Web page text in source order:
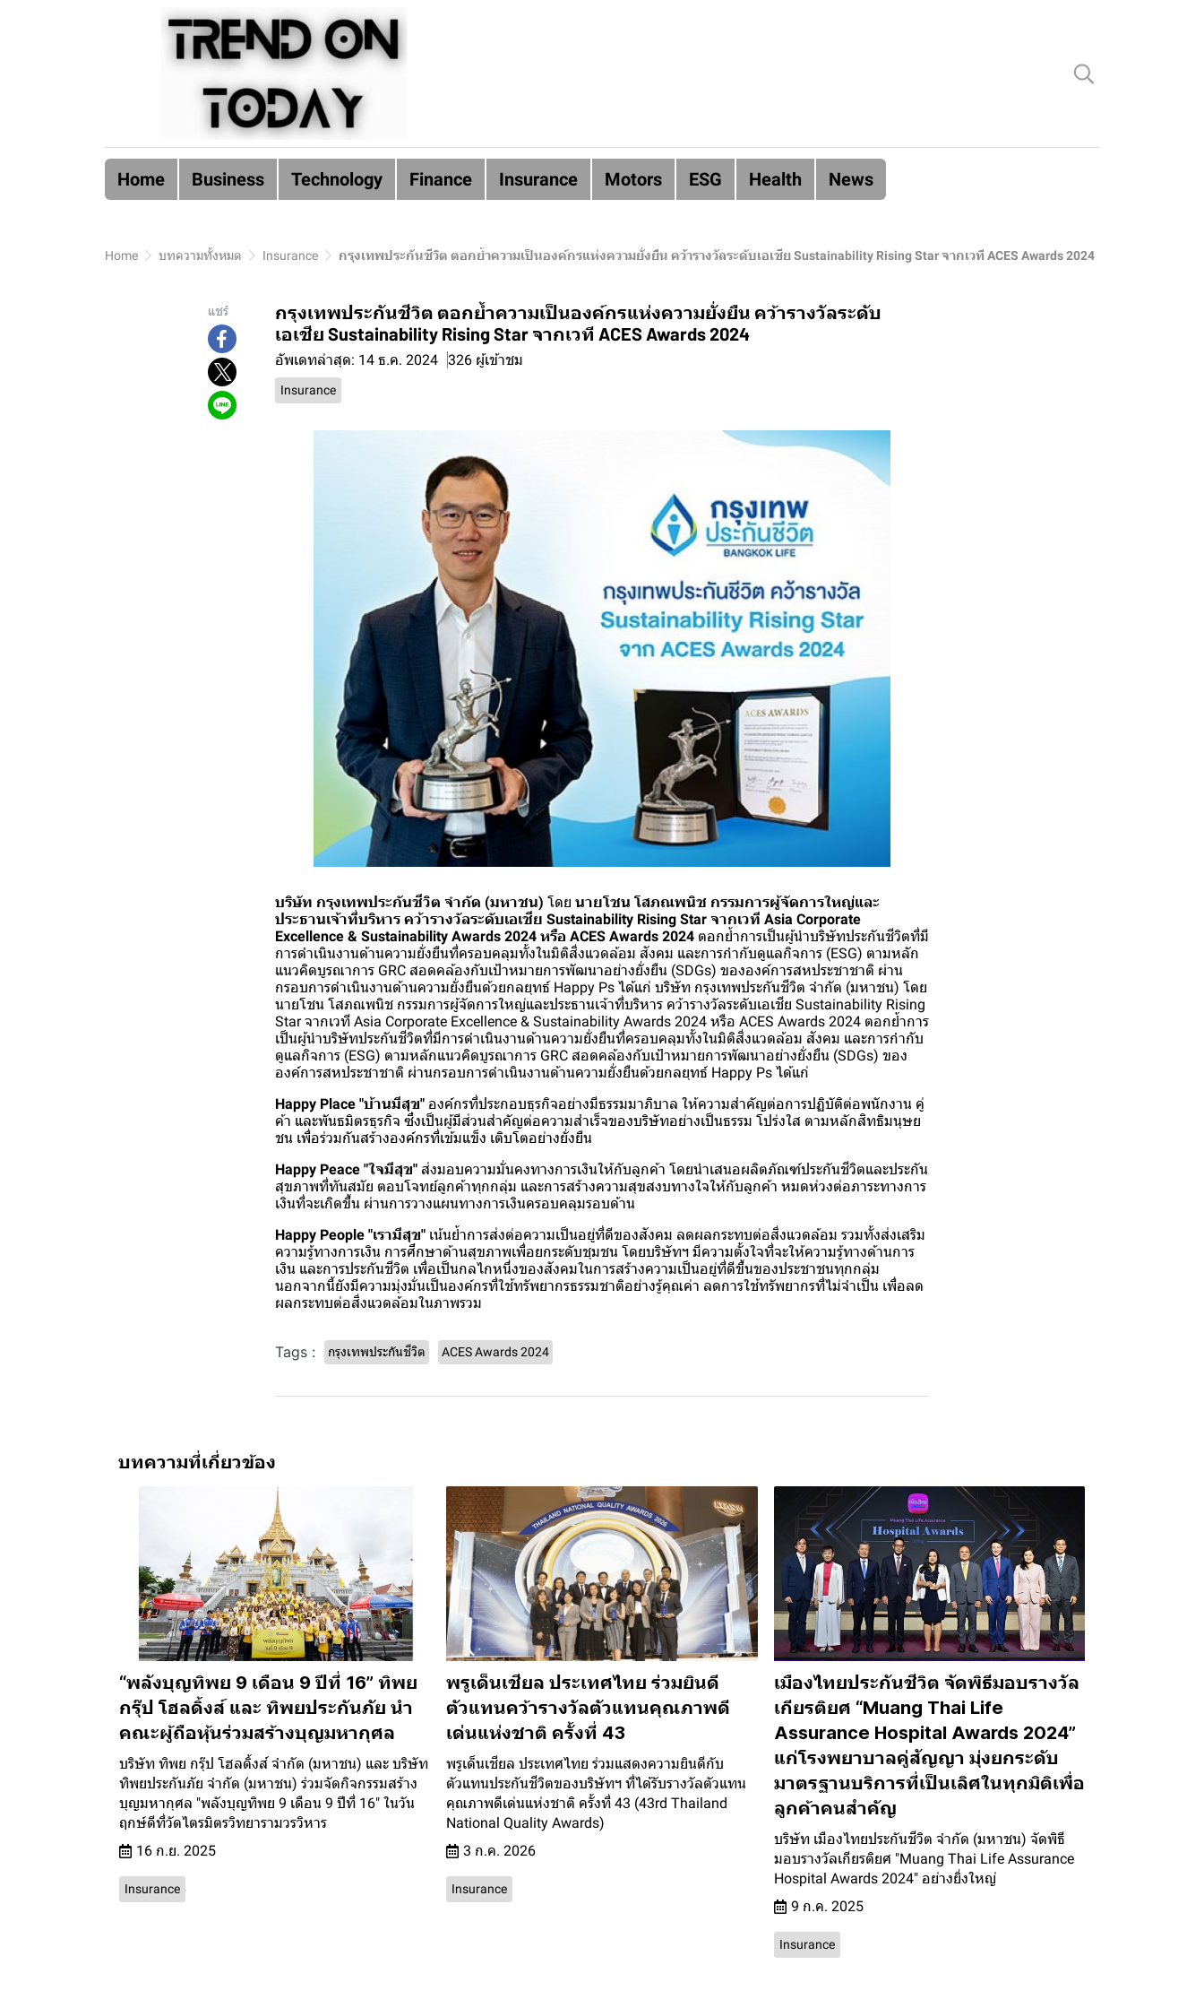
Home Business Technology Finance Insurance Motors ESG Health News
Home บทความทั้งหมด Insurance กรุงเทพประกันชีวิต ตอกย้ำความเป็นองค์กรแห่งความยั่งยืน คว้ารางวัลระดับเอเชีย Sustainability Rising Star จากเวที ACES Awards 2024
แชร์
กรุงเทพประกันชีวิต ตอกย้ำความเป็นองค์กรแห่งความยั่งยืน คว้ารางวัลระดับ
เอเชีย Sustainability Rising Star จากเวที ACES Awards 2024
อัพเดทล่าสุด: 14 ธ.ค. 2024 326 ผู้เข้าชม
Insurance
บริษัท กรุงเทพประกันชีวิต จำกัด (มหาชน) โดย นายโชน โสภณพนิช กรรมการผู้จัดการใหญ่และ
ประธานเจ้าที่บริหาร คว้ารางวัลระดับเอเชีย Sustainability Rising Star จากเวที Asia Corporate
Excellence & Sustainability Awards 2024 หรือ ACES Awards 2024 ตอกย้ำการเป็นผู้นำบริษัทประกันชีวิตที่มี
การดำเนินงานด้านความยั่งยืนที่ครอบคลุมทั้งในมิติสิ่งแวดล้อม สังคม และการกำกับดูแลกิจการ (ESG) ตามหลัก
แนวคิดบูรณาการ GRC สอดคล้องกับเป้าหมายการพัฒนาอย่างยั่งยืน (SDGs) ขององค์การสหประชาชาติ ผ่าน
กรอบการดำเนินงานด้านความยั่งยืนด้วยกลยุทธ์ Happy Ps ได้แก่ บริษัท กรุงเทพประกันชีวิต จำกัด (มหาชน) โดย
นายโชน โสภณพนิช กรรมการผู้จัดการใหญ่และประธานเจ้าที่บริหาร คว้ารางวัลระดับเอเชีย Sustainability Rising
Star จากเวที Asia Corporate Excellence & Sustainability Awards 2024 หรือ ACES Awards 2024 ตอกย้ำการ
เป็นผู้นำบริษัทประกันชีวิตที่มีการดำเนินงานด้านความยั่งยืนที่ครอบคลุมทั้งในมิติสิ่งแวดล้อม สังคม และการกำกับ
ดูแลกิจการ (ESG) ตามหลักแนวคิดบูรณาการ GRC สอดคล้องกับเป้าหมายการพัฒนาอย่างยั่งยืน (SDGs) ของ
องค์การสหประชาชาติ ผ่านกรอบการดำเนินงานด้านความยั่งยืนด้วยกลยุทธ์ Happy Ps ได้แก่
Happy Place "บ้านมีสุข" องค์กรที่ประกอบธุรกิจอย่างมีธรรมมาภิบาล ให้ความสำคัญต่อการปฏิบัติต่อพนักงาน คู่
ค้า และพันธมิตรธุรกิจ ซึ่งเป็นผู้มีส่วนสำคัญต่อความสำเร็จของบริษัทอย่างเป็นธรรม โปร่งใส ตามหลักสิทธิมนุษย
ชน เพื่อร่วมกันสร้างองค์กรที่เข้มแข็ง เติบโตอย่างยั่งยืน
Happy Peace "ใจมีสุข" ส่งมอบความมั่นคงทางการเงินให้กับลูกค้า โดยนำเสนอผลิตภัณฑ์ประกันชีวิตและประกัน
สุขภาพที่ทันสมัย ตอบโจทย์ลูกค้าทุกกลุ่ม และการสร้างความสุขสงบทางใจให้กับลูกค้า หมดห่วงต่อภาระทางการ
เงินที่จะเกิดขึ้น ผ่านการวางแผนทางการเงินครอบคลุมรอบด้าน
Happy People "เรามีสุข" เน้นย้ำการส่งต่อความเป็นอยู่ที่ดีของสังคม ลดผลกระทบต่อสิ่งแวดล้อม รวมทั้งส่งเสริม
ความรู้ทางการเงิน การศึกษาด้านสุขภาพเพื่อยกระดับชุมชน โดยบริษัทฯ มีความตั้งใจที่จะให้ความรู้ทางด้านการ
เงิน และการประกันชีวิต เพื่อเป็นกลไกหนึ่งของสังคมในการสร้างความเป็นอยู่ที่ดีขึ้นของประชาชนทุกกลุ่ม
นอกจากนี้ยังมีความมุ่งมั่นเป็นองค์กรที่ใช้ทรัพยากรธรรมชาติอย่างรู้คุณค่า ลดการใช้ทรัพยากรที่ไม่จำเป็น เพื่อลด
ผลกระทบต่อสิ่งแวดล้อมในภาพรวม
Tags : กรุงเทพประกันชีวิต ACES Awards 2024
บทความที่เกี่ยวข้อง
“พลังบุญทิพย 9 เดือน 9 ปีที่ 16” ทิพย
กรุ๊ป โฮลดิ้งส์ และ ทิพยประกันภัย นำ
คณะผู้ถือหุ้นร่วมสร้างบุญมหากุศล
บริษัท ทิพย กรุ๊ป โฮลดิ้งส์ จำกัด (มหาชน) และ บริษัท
ทิพยประกันภัย จำกัด (มหาชน) ร่วมจัดกิจกรรมสร้าง
บุญมหากุศล "พลังบุญทิพย 9 เดือน 9 ปีที่ 16" ในวัน
ฤกษ์ดีที่วัดไตรมิตรวิทยารามวรวิหาร
16 ก.ย. 2025
Insurance
พรูเด็นเชียล ประเทศไทย ร่วมยินดี
ตัวแทนคว้ารางวัลตัวแทนคุณภาพดี
เด่นแห่งชาติ ครั้งที่ 43
พรูเด็นเชียล ประเทศไทย ร่วมแสดงความยินดีกับ
ตัวแทนประกันชีวิตของบริษัทฯ ที่ได้รับรางวัลตัวแทน
คุณภาพดีเด่นแห่งชาติ ครั้งที่ 43 (43rd Thailand
National Quality Awards)
3 ก.ค. 2026
Insurance
เมืองไทยประกันชีวิต จัดพิธีมอบรางวัล
เกียรติยศ “Muang Thai Life
Assurance Hospital Awards 2024”
แก่โรงพยาบาลคู่สัญญา มุ่งยกระดับ
มาตรฐานบริการที่เป็นเลิศในทุกมิติเพื่อ
ลูกค้าคนสำคัญ
บริษัท เมืองไทยประกันชีวิต จำกัด (มหาชน) จัดพิธี
มอบรางวัลเกียรติยศ "Muang Thai Life Assurance
Hospital Awards 2024" อย่างยิ่งใหญ่
9 ก.ค. 2025
Insurance